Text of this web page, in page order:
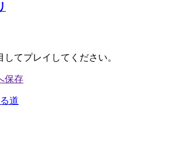
してプレイしてください。